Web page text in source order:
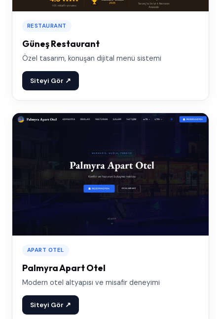
RESTAURANT
Güneş Restaurant
Özel tasarım, konuşan dijital menü sistemi
Siteyi Gör ↗
APART OTEL
Palmyra Apart Otel
Modern otel altyapısı ve misafir deneyimi
Siteyi Gör ↗